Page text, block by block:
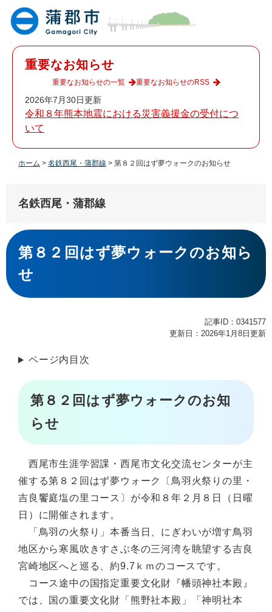
重要なお知らせ
2026年7月30日更新
令和８年熊本地震における災害義援金の受付につ
いて
重要なお知らせの一覧 重要なお知らせのRSS
ホーム > 名鉄西尾・蒲郡線 > 第８２回はず夢ウォークのお知らせ
名鉄西尾・蒲郡線
本
文
第８２回はず夢ウォークのお知ら
せ
記事ID：0341577
更新日：2026年1月8日更新
ページ内目次
第８２回はず夢ウォークのお知
らせ
西尾市生涯学習課・西尾市文化交流センターが主
催する第８２回はず夢ウォーク〔鳥羽火祭りの里・
吉良饗庭塩の里コース〕が令和８年２月８日（日曜
日）に開催されます。
「鳥羽の火祭り」本番当日、にぎわいが増す鳥羽
地区から寒風吹きすさぶ冬の三河湾を眺望する吉良
宮崎地区へと巡る、約9.7ｋｍのコースです。
コース途中の国指定重要文化財『幡頭神社本殿』
では、国の重要文化財「熊野社本殿」「神明社本